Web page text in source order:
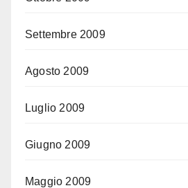
Settembre 2009
Agosto 2009
Luglio 2009
Giugno 2009
Maggio 2009